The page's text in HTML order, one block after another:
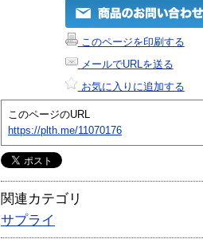
このページを印刷する
メールでURLを送る
お気に入りに追加する
このページのURL
https://plth.me/11070176
関連カテゴリ
サプライ